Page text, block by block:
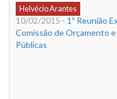
Helvécio Arantes
10/02/2015 - 1ª Reunião
Comissão de Orçamento e
Públicas